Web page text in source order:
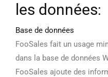
les données:
Base de données
FooSales fait un usage
dans la base de données
FooSales ajoute des